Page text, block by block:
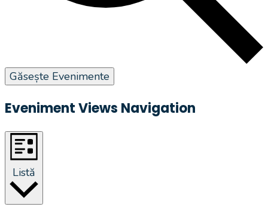
Găsește Evenimente
Eveniment Views Navigation
Listă